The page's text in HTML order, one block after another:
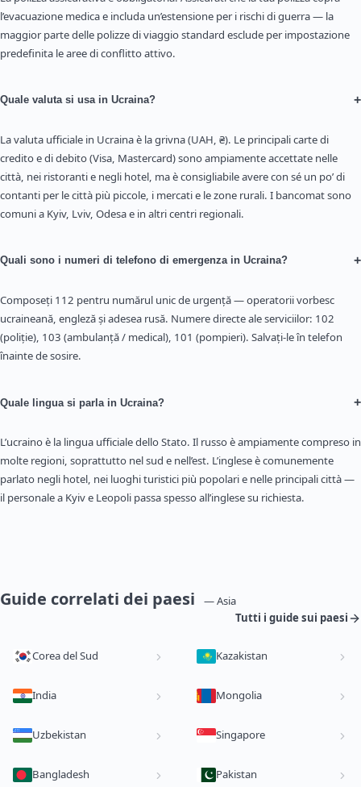
l’evacuazione medica e includa un’estensione per i rischi di guerra — la
maggior parte delle polizze di viaggio standard esclude per impostazione
predefinita le aree di conflitto attivo.
Quale valuta si usa in Ucraina? +
La valuta ufficiale in Ucraina è la grivna (UAH, ₴). Le principali carte di
credito e di debito (Visa, Mastercard) sono ampiamente accettate nelle
città, nei ristoranti e negli hotel, ma è consigliabile avere con sé un po’ di
contanti per le città più piccole, i mercati e le zone rurali. I bancomat sono
comuni a Kyiv, Lviv, Odesa e in altri centri regionali.
Quali sono i numeri di telefono di emergenza in Ucraina? +
Composeți 112 pentru numărul unic de urgență — operatorii vorbesc
ucraineană, engleză și adesea rusă. Numere directe ale serviciilor: 102
(poliție), 103 (ambulanță / medical), 101 (pompieri). Salvați-le în telefon
înainte de sosire.
Quale lingua si parla in Ucraina? +
L’ucraino è la lingua ufficiale dello Stato. Il russo è ampiamente compreso in
molte regioni, soprattutto nel sud e nell’est. L’inglese è comunemente
parlato negli hotel, nei luoghi turistici più popolari e nelle principali città —
il personale a Kyiv e Leopoli passa spesso all’inglese su richiesta.
Guide correlati dei paesi
— Asia
Tutti i guide sui paesi
Corea del Sud Kazakistan
India Mongolia
Uzbekistan Singapore
Bangladesh Pakistan